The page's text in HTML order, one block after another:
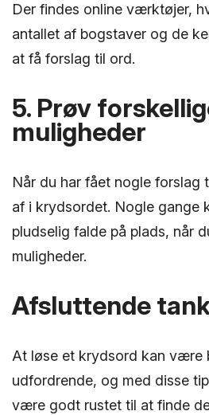
Der findes online værktøjer,
antallet af bogstaver og de
at få forslag til ord.
5. Prøv
muligheder
Når du har fået nogle forslag
af i krydsordet. Nogle gange
pludselig falde på plads, når
muligheder.
Afsluttende
At løse et krydsord kan være
udfordrende, og med disse
være godt rustet til at finde